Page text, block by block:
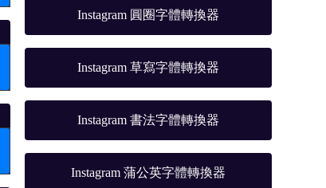
Instagram 圓圈字體轉換器
Instagram 草寫字體轉換器
Instagram 書法字體轉換器
Instagram 蒲公英字體轉換器